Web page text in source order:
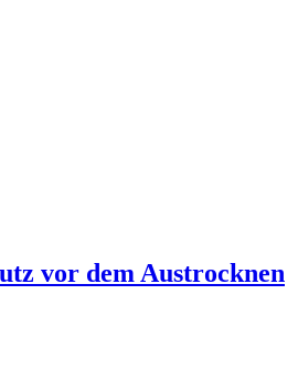
vor dem Austrocknen